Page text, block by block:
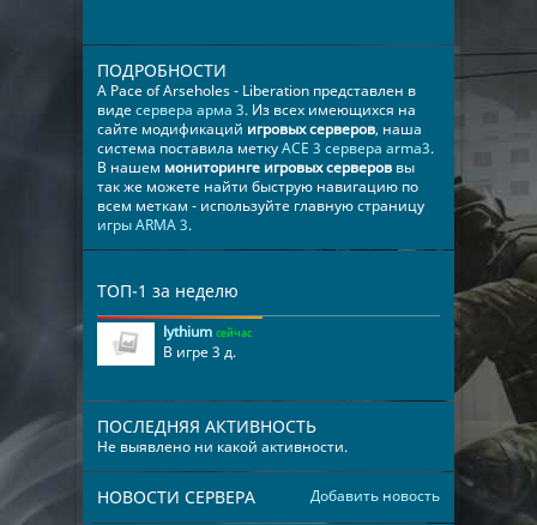
ПОДРОБНОСТИ
A Pace of Arseholes - Liberation представлен в
видесервера арма 3. Из всех имеющихся на
сайте модификаций игровых серверов, наша
система поставила метку​​​​​​​​ACE 3 сервера arma3.
В нашем мониторинге игровых серверов вы
так же можете найти быструю навигацию по
всем меткам - используйте главную страницу
игры ARMA 3.
ТОП-1 за неделю
lythium сейчас
В игре 3 д.
ПОСЛЕДНЯЯ АКТИВНОСТЬ
Не выявлено ни какой активности.
Добавить новость
НОВОСТИ СЕРВЕРА